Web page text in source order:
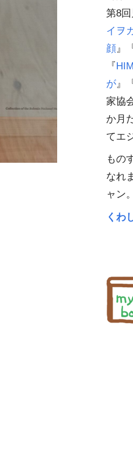
第8
イヲ
顔』
『
が』
家協
か月
てエ
もの
なれ
ャン
くわ